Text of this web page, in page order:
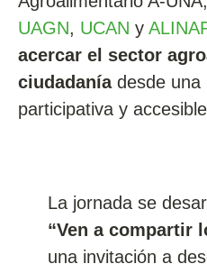
UAGN, UCAN y
acercar el sector
ciudadaníadesde una
participativa y
La jornada se
“Ven a compartir
una invitación a